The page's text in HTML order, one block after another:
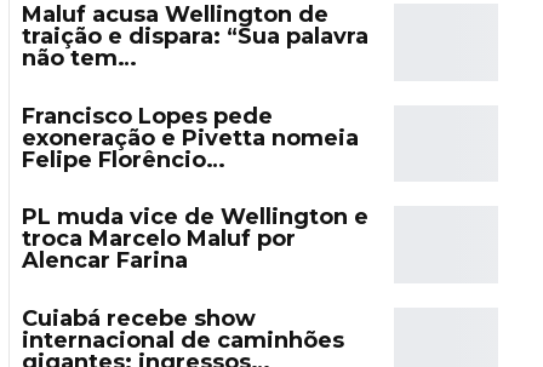
Maluf acusa Wellington de
traição e dispara: “Sua palavra
não tem…
Francisco Lopes pede
exoneração e Pivetta nomeia
Felipe Florêncio…
PL muda vice de Wellington e
troca Marcelo Maluf por
Alencar Farina
Cuiabá recebe show
internacional de caminhões